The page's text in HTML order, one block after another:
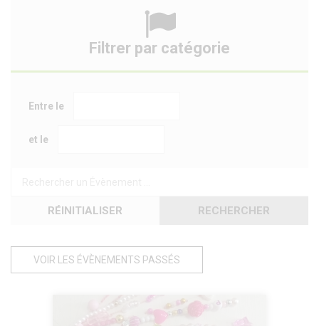
Filtrer par catégorie
Entre le
et le
RECHERCHER
RÉINITIALISER
VOIR LES ÉVÈNEMENTS PASSÉS